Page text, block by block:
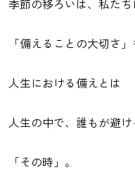
季節の移ろいは、私た
「備えることの大切さ
人生における備えとは
人生の中で、誰もが避
「その時」。